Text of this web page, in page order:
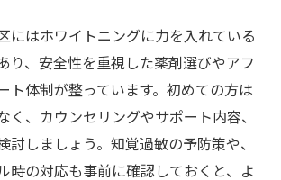
にはホワイトニングに力を入れている
り、安全性を重視した薬剤選びやアフ
ト体制が整っています。初めての方は
く、カウンセリングやサポート内容、
討しましょう。知覚過敏の予防策や、
時の対応も事前に確認しておくと、よ